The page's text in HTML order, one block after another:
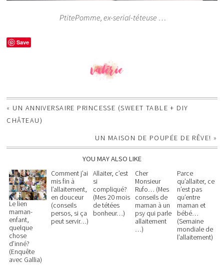
PtitePomme, ex-serial-téteuse …
Save
« UN ANNIVERSAIRE PRINCESSE (SWEET TABLE + DIY
CHÂTEAU)
UN MAISON DE POUPÉE DE RÊVE! »
YOU MAY ALSO LIKE
Le lien
maman-
enfant,
quelque
chose
d’inné?
(Enquête
avec Gallia)
Comment j’ai
mis fin à
l’allaitement,
en douceur
(conseils
persos, si ça
peut servir…)
Allaiter, c’est
si
compliqué?
(Mes 20 mois
de tétées
bonheur…)
Cher
Monsieur
Rufo… (Mes
conseils de
maman à un
psy qui parle
allaitement
…)
Parce
qu’allaiter, ce
n’est pas
qu’entre
maman et
bébé…
(Semaine
mondiale de
l’allaitement)